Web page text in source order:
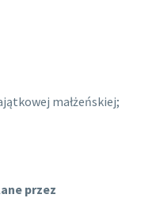
małżeńskiej;
przez